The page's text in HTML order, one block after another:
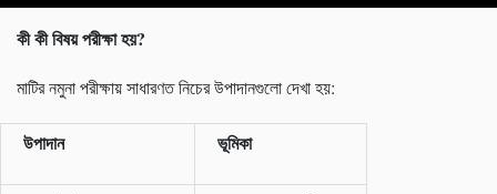
কী কী বিষয় পরীক্ষা হয়?
মাটির নমুনা পরীক্ষায় সাধারণত নিচের উপাদানগুলো দেখা হয়:
উপাদান ভূমিকা